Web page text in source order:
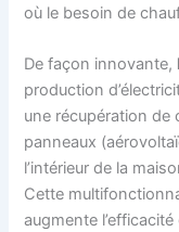
où le besoin de
De façon innovante,
production
une récupération de
panneaux
l’intérieur de la
Cette
augmente